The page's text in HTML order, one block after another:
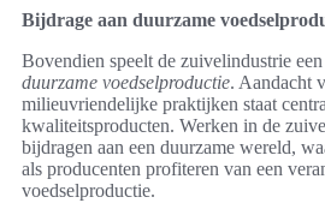
Bijdrage aan duurzame
Bovendien speelt de zuivelindustrie
duurzame voedselproductie. Aandacht
milieuvriendelijke praktijken staat
kwaliteitsproducten. Werken in de
bijdragen aan een duurzame wereld,
als producenten profiteren van een
voedselproductie.